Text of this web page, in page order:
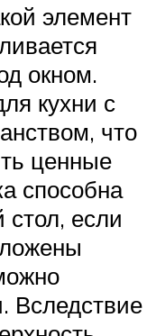
элемент
окном.
кухни с
что
ценные
способна
стол, если
Вследствие